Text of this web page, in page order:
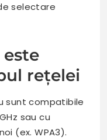
selectare
este
rețelei
sunt compatibile
sau cu
(ex. WPA3).